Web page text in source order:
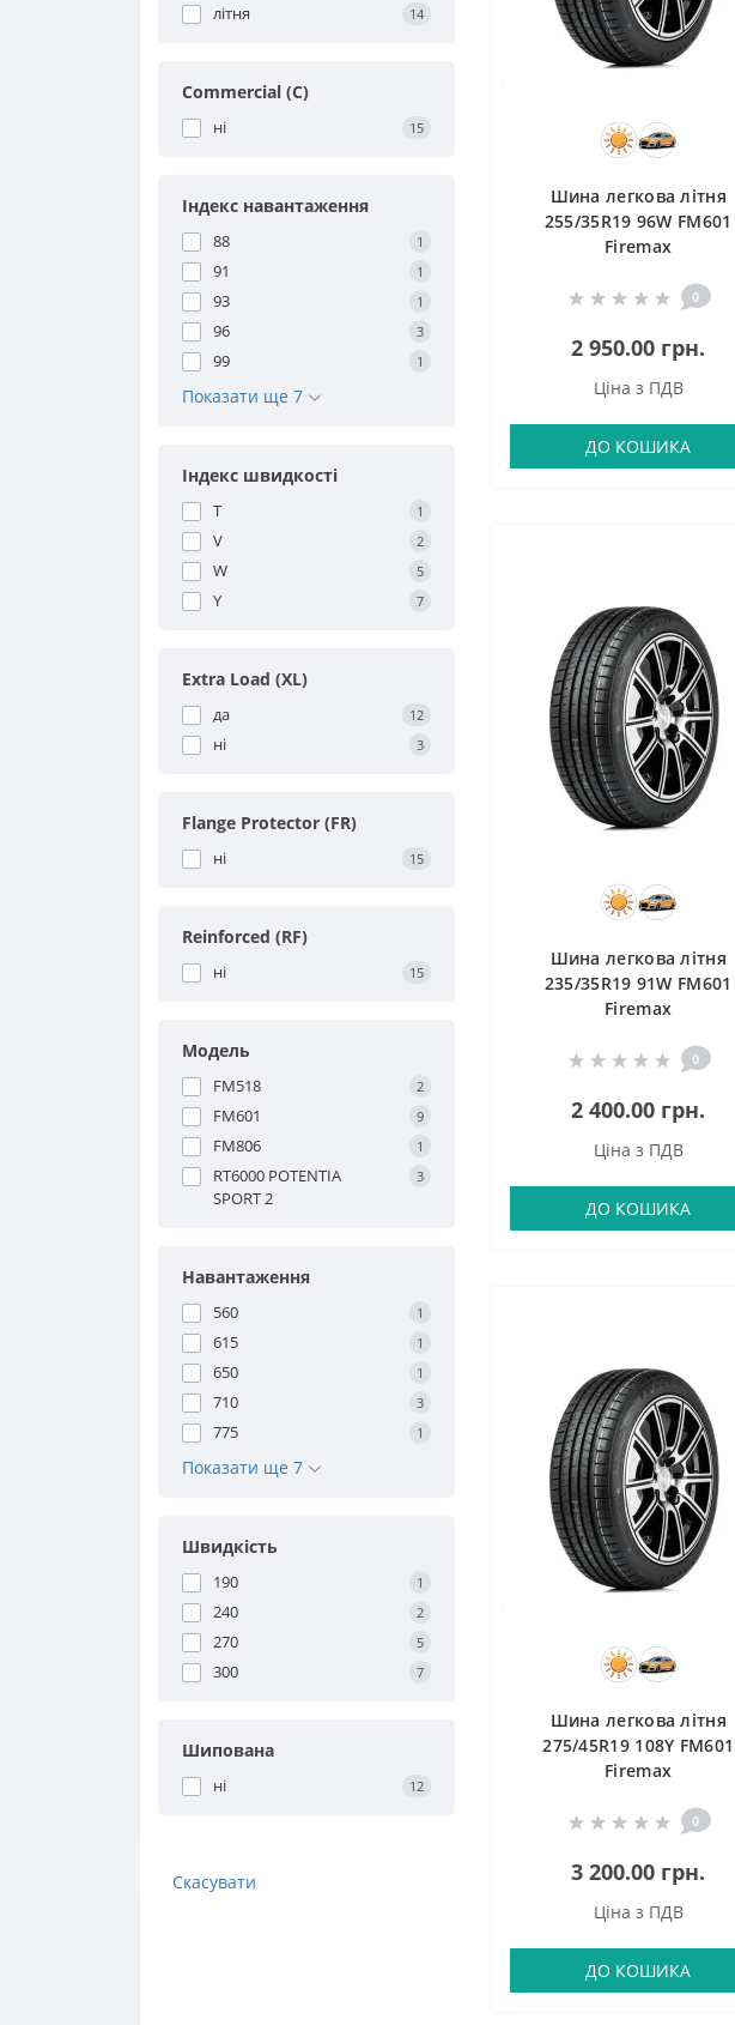
літня 14
Commercial (C)
ні 15
Індекс навантаження
88 1
91 1
93 1
96 3
99 1
Показати ще 7
Індекс швидкості
T 1
V 2
W 5
Y 7
Extra Load (XL)
да 12
ні 3
Flange Protector (FR)
ні 15
Reinforced (RF)
ні 15
Модель
FM518 2
FM601 9
FM806 1
RT6000 POTENTIA
SPORT 2
3
Навантаження
560 1
615 1
650 1
710 3
775 1
Показати ще 7
Швидкість
190 1
240 2
270 5
300 7
Шипована
ні 12
Скасувати
Шина легкова літня
255/35R19 96W FM601
Firemax
0
2 950.00 грн.
Ціна з ПДВ
ДО КОШИКА
Шина легкова літня
235/35R19 91W FM601
Firemax
0
2 400.00 грн.
Ціна з ПДВ
ДО КОШИКА
Шина легкова літня
275/45R19 108Y FM601
Firemax
0
3 200.00 грн.
Ціна з ПДВ
ДО КОШИКА